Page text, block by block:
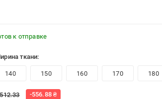
к отправке
ткани:
140 150 160 170 180
-556.88 ₴